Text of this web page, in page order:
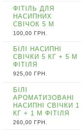
ФІТІЛЬ ДЛЯ
НАСИПНИХ
СВІЧОК 5 М
100,00 ГРН.
БІЛІ НАСИПНІ
СВІЧКИ 5 КГ + 5 М
ФІТІЛЯ
925,00 ГРН.
БІЛІ
АРОМАТИЗОВАНІ
НАСИПНІ СВІЧКИ 1
КГ + 1 М ФІТІЛЯ
260,00 ГРН.